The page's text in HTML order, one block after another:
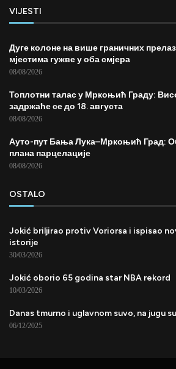
VIJESTI
Дуге колоне на више граничних
мјестима гужве у оба смјера
08/08/2026
Топлотни талас у Мркоњић Граду:
задржаће се до 18. августа
08/08/2026
Ауто-пут Бања Лука–Мркоњић Град:
плана парцелације
08/08/2026
OSTALO
Jokić briljirao protiv Voriorsa i ispisao
istorije
30/03/2026
Jokić oborio 65 godina star NBA rekord
10/03/2026
Danas tmurno i uglavnom suvo, na jugu
06/12/2025